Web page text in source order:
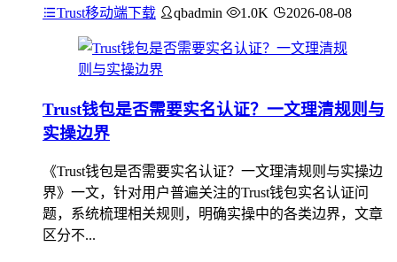
Trust移动端下载 qbadmin 1.0K 2026-08-08
Trust钱包是否需要实名认证？一文理清规则与
实操边界
《Trust钱包是否需要实名认证？一文理清规则与实操边
界》一文，针对用户普遍关注的Trust钱包实名认证问
题，系统梳理相关规则，明确实操中的各类边界，文章
区分不...